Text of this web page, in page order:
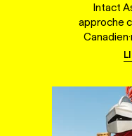
Intact
approche